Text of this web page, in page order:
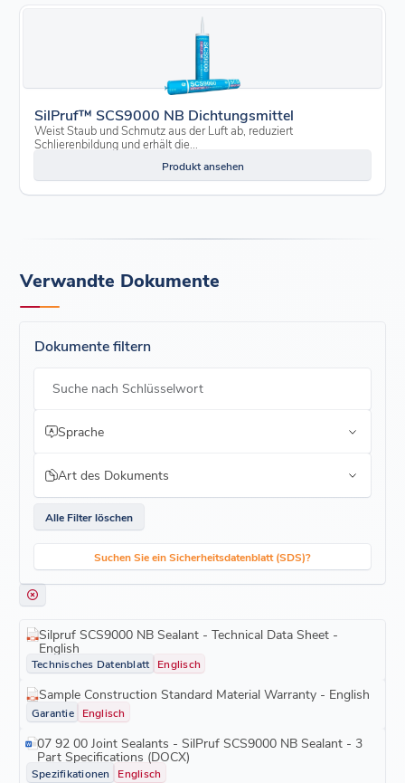
SilPruf™ SCS9000 NB Dichtungsmittel
Weist Staub und Schmutz aus der Luft ab, reduziert
Schlierenbildung und erhält die...
Produkt ansehen
Verwandte Dokumente
Dokumente filtern
Suche nach Schlüsselwort
Sprache
Art des Dokuments
Alle Filter löschen
Suchen Sie ein Sicherheitsdatenblatt (SDS)?
Silpruf SCS9000 NB Sealant - Technical Data Sheet -
English
Technisches Datenblatt Englisch
Sample Construction Standard Material Warranty - English
Garantie Englisch
07 92 00 Joint Sealants - SilPruf SCS9000 NB Sealant - 3
Part Specifications (DOCX)
Spezifikationen Englisch